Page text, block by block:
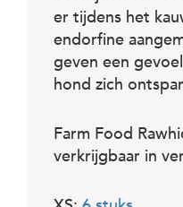
er tijdens het
endorfine
geven een
hond zich
Farm Food
verkrijgbaar in